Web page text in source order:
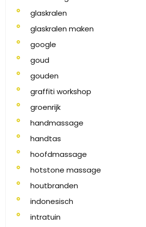
glaskralen
glaskralen maken
google
goud
gouden
graffiti workshop
groenrijk
handmassage
handtas
hoofdmassage
hotstone massage
houtbranden
indonesisch
intratuin